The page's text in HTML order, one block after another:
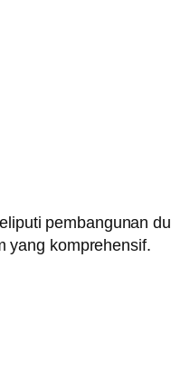
pembangunan
yang komprehensif.